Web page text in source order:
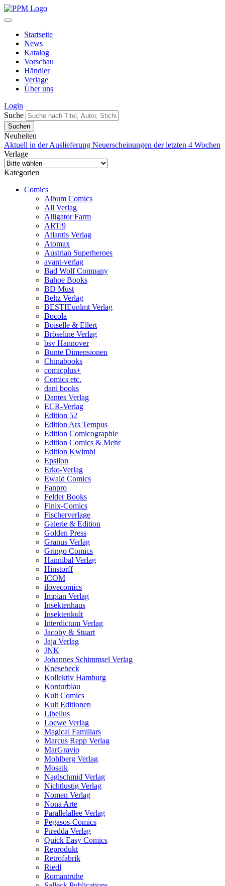
Startseite
News
Katalog
Vorschau
Händler
Verlage
Über uns
Login
Suche
Neuheiten
Aktuell in der Auslieferung Neuerscheinungen der letzten 4 Wochen
Verlage
Kategorien
Comics
Album Comics
All Verlag
Alligator Farm
ART:9
Atlantis Verlag
Atomax
Austrian Superheroes
avant-verlag
Bad Wolf Company
Bahoe Books
BD Must
Beltz Verlag
BESTIEunlmt Verlag
Bocola
Boiselle & Ellert
Bröseline Verlag
bsv Hannover
Bunte Dimensionen
Chinabooks
comicplus+
Comics etc.
dani books
Dantes Verlag
ECR-Verlag
Edition 52
Edition Ars Tempus
Edition Comicographie
Edition Comics & Mehr
Edition Kwimbi
Epsilon
Erko-Verlag
Ewald Comics
Fanpro
Felder Books
Finix-Comics
Fischerverlage
Galerie & Edition
Golden Press
Granus Verlag
Gringo Comics
Hannibal Verlag
Hinstorff
ICOM
ilovecomics
Impian Verlag
Insektenhaus
Insektenkult
Interdictum Verlag
Jacoby & Stuart
Jaja Verlag
JNK
Johannes Schimmsel Verlag
Knesebeck
Kollektiv Hamburg
Konturblau
Kult Comics
Kult Editionen
Libellus
Loewe Verlag
Magical Familiars
Marcus Repp Verlag
MarGravio
Mohlberg Verlag
Mosaik
Naglschmid Verlag
Nichtlustig Verlag
Nomen Verlag
Nona Arte
Parallelallee Verlag
Pegasos-Comics
Piredda Verlag
Quick Easy Comics
Reprodukt
Retrofabrik
Riedl
Romantruhe